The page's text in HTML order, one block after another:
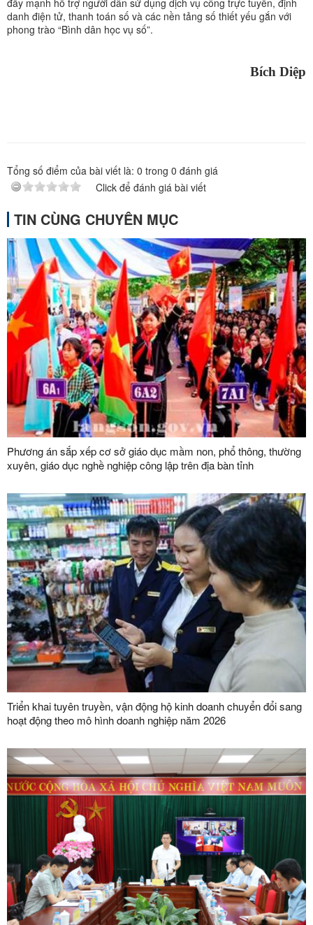
đẩy mạnh hỗ trợ người dân sử dụng dịch vụ công trực tuyến, định
danh điện tử, thanh toán số và các nền tảng số thiết yếu gắn với
phong trào “Bình dân học vụ số”.
Bích Diệp
Tổng số điểm của bài viết là: 0 trong 0 đánh giá
Click để đánh giá bài viết
TIN CÙNG CHUYÊN MỤC
Phương án sắp xếp cơ sở giáo dục mầm non, phổ thông, thường
xuyên, giáo dục nghề nghiệp công lập trên địa bàn tỉnh
Triển khai tuyên truyền, vận động hộ kinh doanh chuyển đổi sang
hoạt động theo mô hình doanh nghiệp năm 2026